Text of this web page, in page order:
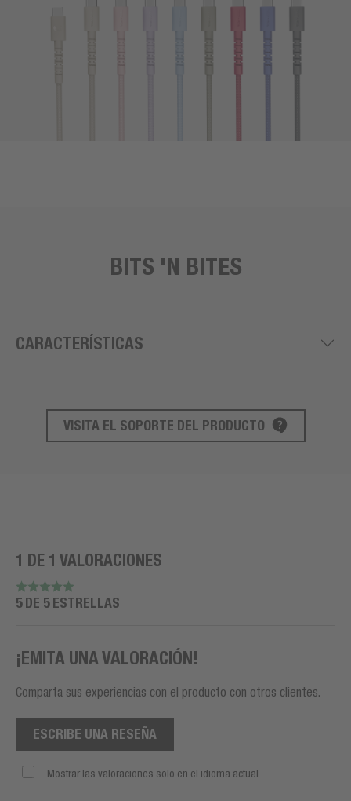
BITS 'N BITES
CARACTERÍSTICAS
SOPORTE DE PRODUCTO
VISITA EL SOPORTE DEL PRODUCTO
1 DE 1 VALORACIONES
5 DE 5 ESTRELLAS
¡EMITA UNA VALORACIÓN!
Comparta sus experiencias con el producto con otros clientes.
ESCRIBE UNA RESEÑA
Mostrar las valoraciones solo en el idioma actual.